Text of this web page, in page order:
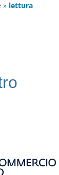
» lettura